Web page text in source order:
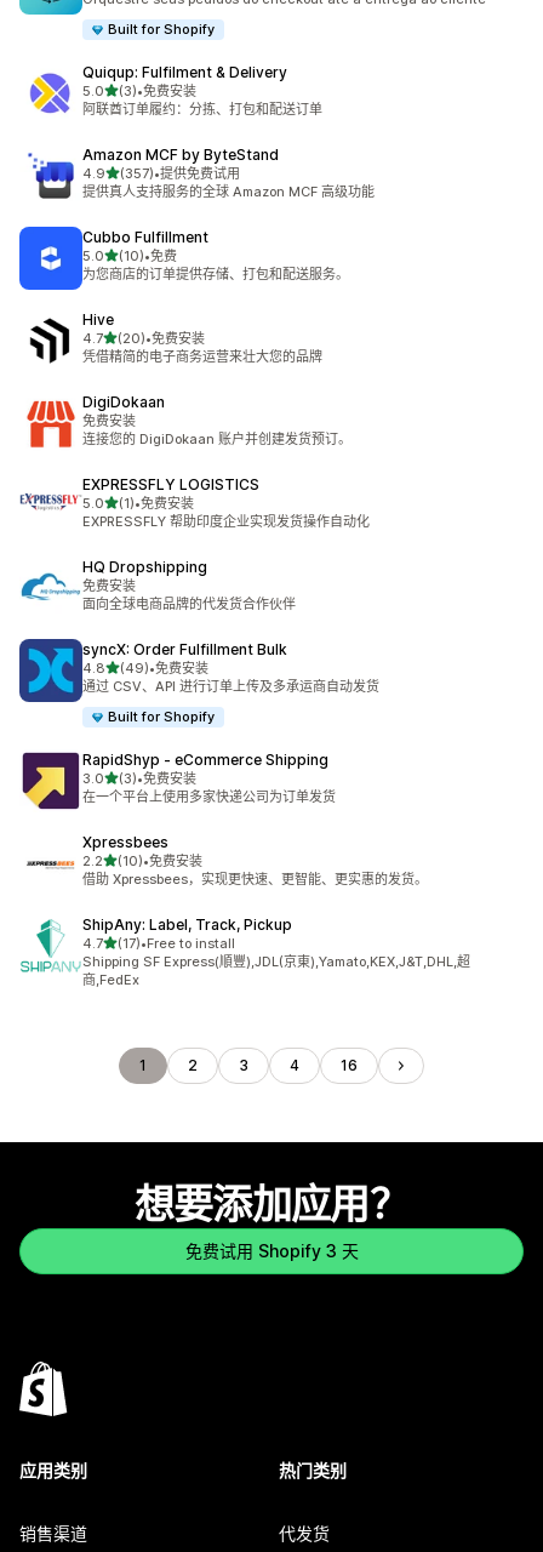
Built for Shopify
Quiqup: Fulfilment & Delivery
5.0星（满分 5 星）
(3)
总共 3 条评论
•免费安装
阿联酋订单履约：分拣、打包和配送订单
Amazon MCF by ByteStand
4.9星（满分 5 星）
(357)
总共 357 条评论
•提供免费试用
提供真人支持服务的全球 Amazon MCF 高级功能
Cubbo Fulfillment
5.0星（满分 5 星）
(10)
总共 10 条评论
•免费
为您商店的订单提供存储、打包和配送服务。
Hive
4.7星（满分 5 星）
(20)
总共 20 条评论
•免费安装
凭借精简的电子商务运营来壮大您的品牌
DigiDokaan
免费安装
连接您的 DigiDokaan 账户并创建发货预订。
EXPRESSFLY LOGISTICS
5.0星（满分 5 星）
(1)
总共 1 条评论
•免费安装
EXPRESSFLY 帮助印度企业实现发货操作自动化
HQ Dropshipping
免费安装
面向全球电商品牌的代发货合作伙伴
syncX: Order Fulfillment Bulk
4.8星（满分 5 星）
(49)
总共 49 条评论
•免费安装
通过 CSV、API 进行订单上传及多承运商自动发货
Built for Shopify
RapidShyp ‑ eCommerce Shipping
3.0星（满分 5 星）
(3)
总共 3 条评论
•免费安装
在一个平台上使用多家快递公司为订单发货
Xpressbees
2.2星（满分 5 星）
(10)
总共 10 条评论
•免费安装
借助 Xpressbees，实现更快速、更智能、更实惠的发货。
ShipAny: Label, Track, Pickup
4.7星（满分 5 星）
(17)
总共 17 条评论
•Free to install
Shipping SF Express(順豐),JDL(京東),Yamato,KEX,J&T,DHL,超
商,FedEx
1 2 3 4 16
想要添加应用？
免费试用 Shopify 3 天
应用类别
销售渠道
热门类别
代发货